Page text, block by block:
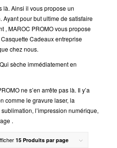
là. Ainsi il vous propose un
Ayant pour but ultime de satisfaire
, MAROC PROMO vous propose
Cadeaux entreprise
chez nous.
sèche immédiatement en
ne s’en arrête pas là. Il y’a
comme le gravure laser, la
l’impression numérique,
.
15 Produits par page